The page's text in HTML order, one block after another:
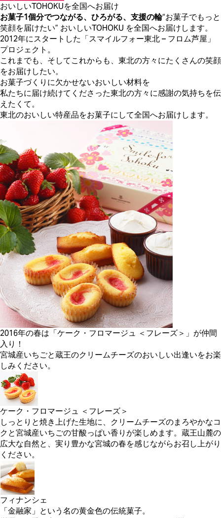
おいしいTOHOKUを全国へお届け
お菓子1個分でつながる、ひろがる、支援の輪“お菓子でもっと
笑顔を届けたい” おいしいTOHOKU を全国へお届けします。
2012年にスタートした「スマイルフォー東北 – フロム芦屋」
プロジェクト。
これまでも、そしてこれからも、東北の方々にたくさんの笑顔
をお届けしたい。
お菓子づくりに欠かせないおいしい材料を
私たちに届け続けてくださった東北の方々に感謝の気持ちを伝
えたくて。
東北のおいしい特産品をお菓子にして全国へお届けします。
2016年の春は「ケーク・フロマージュ ＜フレーズ＞」が仲間
入り！
宮城産いちごと蔵王のクリームチーズのおいしい出逢いをお楽
しみください。
ケーク・フロマージュ ＜フレーズ＞
しっとりと焼き上げた生地に、クリームチーズのまろやかなコ
クと宮城産いちごの甘酸っぱい香りが楽しめます。蔵王山麓の
広大な自然と、実り豊かな宮城の春を感じながらお召し上がり
ください。
フィナンシェ
「金融家」という名の黄金色の伝統菓子。